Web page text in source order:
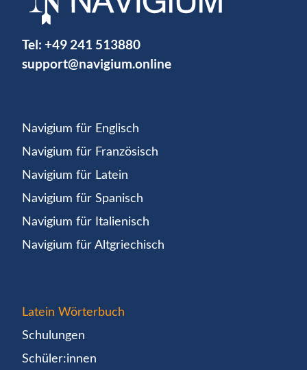
Tel: +49 241 513880
support@navigium.online
Navigium für Englisch
Navigium für Französisch
Navigium für Latein
Navigium für Spanisch
Navigium für Italienisch
Navigium für Altgriechisch
Latein Wörterbuch
Schulungen
Schüler:innen